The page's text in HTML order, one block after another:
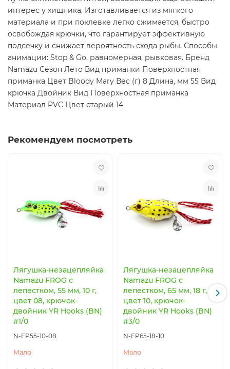
интерес у хищника. Изготавливается из мягкого
материала и при поклевке легко сжимается, быстро
освобождая крючки, что гарантирует эффективную
подсечку и снижает вероятность схода рыбы. Способы
анимации: Stop & Go, равномерная, рывковая. Бренд
Namazu Сезон Лето Вид приманки Поверхностная
приманка Цвет Bloody Mary Вес (г) 8 Длина, мм 55 Вид
крючка Двойник Вид Поверхностная приманка
Материал PVC Цвет старый 14
Рекомендуем посмотреть
Лягушка-незацепляйка
Namazu FROG с
лепестком, 55 мм, 10 г,
цвет 08, крючок-
двойник YR Hooks (BN)
#1/0
N-FP55-10-08
Мало
Лягушка-незацепляйка
Namazu FROG с
лепестком, 65 мм, 18 г,
цвет 10, крючок-
двойник YR Hooks (BN)
#3/0
N-FP65-18-10
Мало